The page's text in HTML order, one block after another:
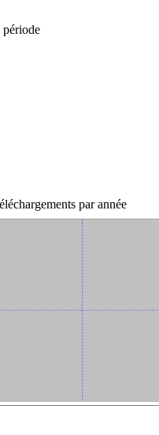
période
par année